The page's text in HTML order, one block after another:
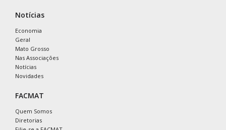
Notícias
Economia
Geral
Mato Grosso
Nas Associações
Notícias
Novidades
FACMAT
Quem Somos
Diretorias